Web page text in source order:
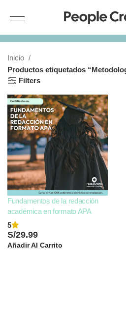
Inicio
Productos etiquetados
Filters
Fundamentos de la redacción
académica en formato APA
5
S/29.99
Añadir Al Carrito